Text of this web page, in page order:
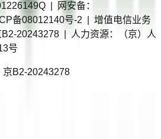
| 网安备：
备08012140号-2 | 增值电信业务
20243278 | 人力资源：（京）人
号
京B2-20243278